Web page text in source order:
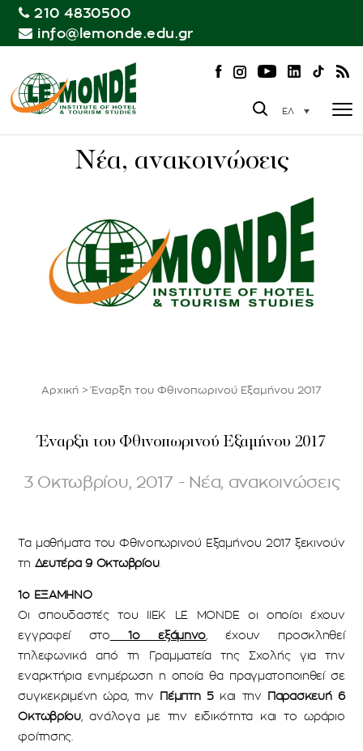
210 4830500
info@lemonde.edu.gr
ΕΛ
Νέα, ανακοινώσεις
Αρχική >Έναρξη του Φθινοπωρινού Εξαμήνου 2017
Έναρξη του Φθινοπωρινού Εξαμήνου 2017
3 Οκτωβρίου, 2017 - Νέα, ανακοινώσεις
Τα μαθήματα του Φθινοπωρινού Εξαμήνου 2017 ξεκινούν
τη Δευτέρα 9 Οκτωβρίου.
1ο ΕΞΑΜΗΝΟ
Οι σπουδαστές του ΙΙΕΚ LE MONDE οι οποίοι έχουν
εγγραφεί στο 1ο εξάμηνο, έχουν προσκληθεί
τηλεφωνικά από τη Γραμματεία της Σχολής για την
εναρκτήρια ενημέρωση η οποία θα πραγματοποιηθεί σε
συγκεκριμένη ώρα, την
Πέμπτη 5και την Παρασκευή 6
Οκτωβρίου, ανάλογα με την ειδικότητα και το ωράριο
φοίτησης.